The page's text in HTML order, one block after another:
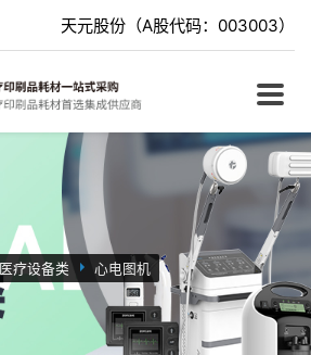
天元股份（A股代码：003003）
医疗设备类 心电图机